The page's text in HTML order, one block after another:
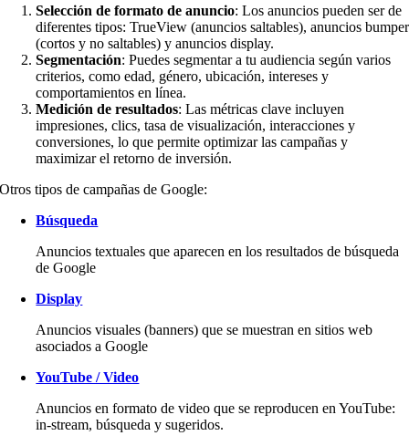
Selección de formato de anuncio: Los anuncios pueden ser de
diferentes tipos: TrueView (anuncios saltables), anuncios bumper
(cortos y no saltables) y anuncios display.
Segmentación: Puedes segmentar a tu audiencia según varios
criterios, como edad, género, ubicación, intereses y
comportamientos en línea.
Medición de resultados: Las métricas clave incluyen
impresiones, clics, tasa de visualización, interacciones y
conversiones, lo que permite optimizar las campañas y
maximizar el retorno de inversión.
Otros tipos de campañas de Google:
Búsqueda
Anuncios textuales que aparecen en los resultados de búsqueda
de Google
Display
Anuncios visuales (banners) que se muestran en sitios web
asociados a Google
YouTube / Video
Anuncios en formato de video que se reproducen en YouTube:
in-stream, búsqueda y sugeridos.